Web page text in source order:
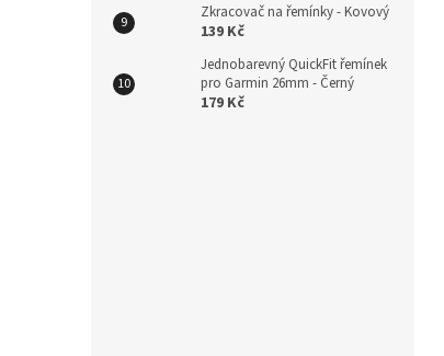
Zkracovač na řemínky - Kovový
139 Kč
Jednobarevný QuickFit řemínek
pro Garmin 26mm - Černý
179 Kč